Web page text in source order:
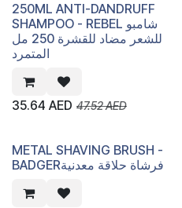
250ML ANTI-DANDRUFF
SHAMPOO - REBEL شامبو
للشعر مضاد للقشرة 250 مل
المتمرد
35.64 AED 47.52AED
METAL SHAVING BRUSH -
BADGERفرشاة حلاقة معدنية